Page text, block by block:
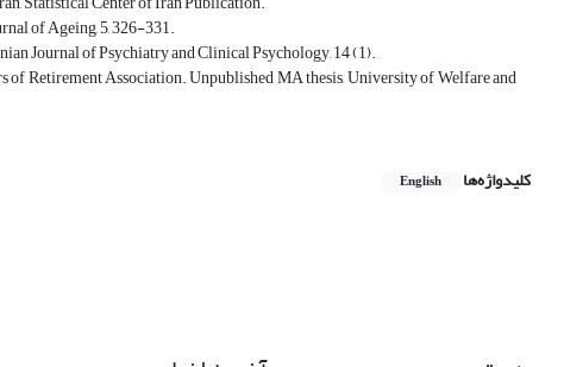
of Ageing, 5, 326-331.
Journal of Psychiatry and Clinical Psychology, 14 (1).
Retirement Association. Unpublished MA thesis, University of Welfare and
کلیدواژه‌ها English